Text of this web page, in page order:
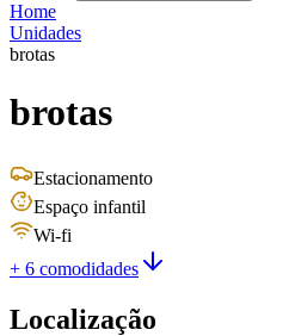
Home
Unidades
brotas
brotas
Estacionamento
Espaço infantil
Wi-fi
+ 6 comodidades
Localização